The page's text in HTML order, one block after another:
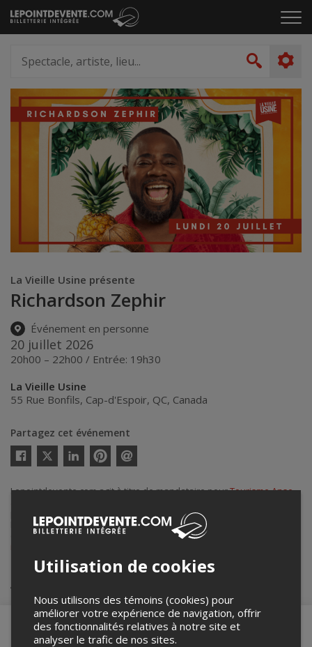
Passer
au
le
artiste,
lieu...
La Vieille Usine présente
Richardson Zephir
Événement en personne
20 juillet 2026
20h00 – 22h00 / Entrée: 19h30
La Vieille Usine
55 Rue Bonfils, Cap-d'Espoir, QC, Canada
Partagez cet événement
Twitter
courriel
Lepointdevente.com agit à titre de mandataire pourTourisme Anse-
pour ses événements.
Pour plus d’information à propos de cet événement, veuillez
contacter l’organisateur de l’événement,Tourisme Anse-à-Beaufils
Achat de billets
Utilisation de cookies
Nous utilisons des témoins (cookies) pour
améliorer votre expérience de navigation, offrir
des fonctionnalités relatives à notre site et
analyser le trafic de nos sites.